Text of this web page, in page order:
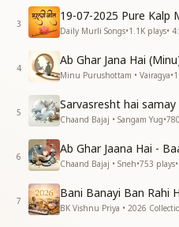
ज्ञान के सागर प्रेम के सागर
आनंद रूप बनाते है
उनकी महिमा कितनी न्यारी
क्या क्या गुण सिखलाते है
धन्य वो बच्चे जो बनते है उनकी
शिव बाबा से मिलने निकली
ब्रम्हा की संतान
आज समय कितना सुंदर है
आज का दिवस महान
शिव बाबा से मिलने निकली
ब्रम्हा की संतान
आज समय कितना सुंदर है
_______
3
19-07-2025 Pure Kalp
Daily Murli Songs•1.1K plays•
4
Ab Ghar Jana Hai
Minu Purushottam • Vairagya•
5
Sarvasresht hai
Chaand Bajaj • Sangam Yug•780
6
Chaand Bajaj • Sneh•753 plays•
7
Bani Banayi Ban Rahi
BK Vishnu Priya • 2026